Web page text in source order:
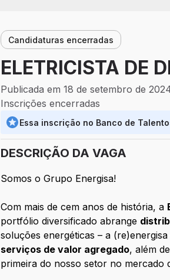
Candidaturas encerradas
ELETRICISTA DE
Publicada em 18 de setembro de
Inscrições encerradas
Essa inscrição no Banco de
DESCRIÇÃO DA VAGA
Somos o Grupo Energisa!
Com mais de cem anos de história, a
portfólio diversificado abrange
soluções energéticas – a
serviços de valor agregado, além
primeira do nosso setor no mercado